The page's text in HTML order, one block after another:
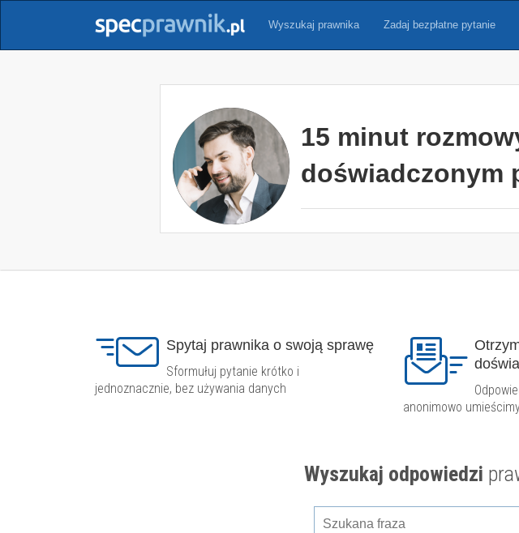
Wyszukaj prawnika Zadaj bezpłatne pytanie
15 minut
doświadczonym
Spytaj prawnika o swoją sprawę
Sformułuj pytanie krótko i
jednoznacznie, bez używania danych
anonimowo
Wyszukaj odpowiedzi